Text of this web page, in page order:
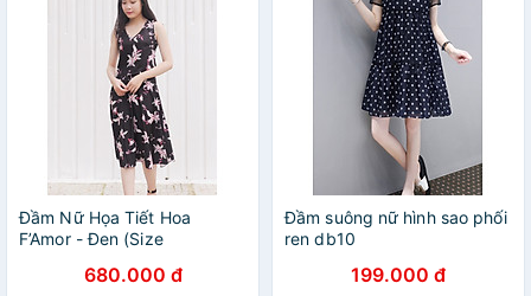
Đầm Nữ Họa Tiết Hoa
F’Amor - Đen (Size
680.000 đ
Đầm suông nữ hình sao phối
ren db10
199.000 đ